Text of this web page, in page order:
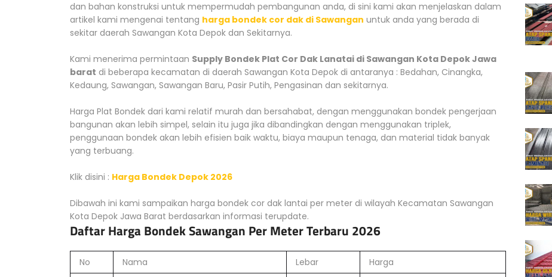
dan bahan konstruksi untuk mempermudah pembangunan anda, di sini kami akan menjelaskan dalam
artikel kami mengenai tentang harga bondek cor dak di Sawangan untuk anda yang berada di
sekitar daerah Sawangan Kota Depok dan Sekitarnya.
Kami menerima permintaan Supply Bondek Plat Cor Dak Lanatai di Sawangan Kota Depok Jawa
barat di beberapa kecamatan di daerah Sawangan Kota Depok di antaranya : Bedahan, Cinangka,
Kedaung, Sawangan, Sawangan Baru, Pasir Putih, Pengasinan dan sekitarnya.
Harga Plat Bondek dari kami relatif murah dan bersahabat, dengan menggunakan bondek pengerjaan
bangunan akan lebih simpel, selain itu juga jika dibandingkan dengan menggunakan triplek,
penggunaan bondek akan lebih efisien baik waktu, biaya maupun tenaga, dan material tidak banyak
yang terbuang.
Klik disini : Harga Bondek Depok 2026
Dibawah ini kami sampaikan harga bondek cor dak lantai per meter di wilayah Kecamatan Sawangan
Kota Depok Jawa Barat berdasarkan informasi terupdate.
Daftar Harga Bondek Sawangan Per Meter Terbaru 2026
No Nama Lebar
Harga